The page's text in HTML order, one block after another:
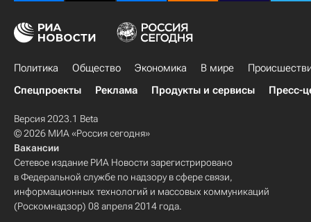
Политика Общество Экономика В мире
Спецпроекты
Реклама Продукты и сервисы Пресс-
Версия 2023.1 Beta
© 2026 МИА «Россия сегодня»
Вакансии
Сетевое издание РИА Новости зарегистрировано
в Федеральной службе по надзору в сфере связи,
информационных технологий и массовых коммуникаций
(Роскомнадзор) 08 апреля 2014 года.